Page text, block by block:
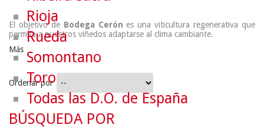
El objetivo de Bodega Cerón es una viticultura regenerativa que
permita a nuestros viñedos adaptarse al clima cambiante.
Más
Ordenar por
Rioja
Rueda
Somontano
Toro
Todas las D.O. de España
BÚSQUEDA POR